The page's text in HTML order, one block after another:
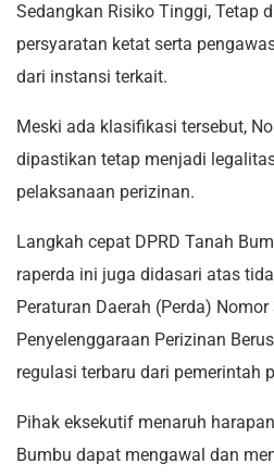
Sedangkan Risiko Tinggi, Tetap
persyaratan ketat serta
dari instansi terkait.
Meski ada klasifikasi tersebut,
dipastikan tetap menjadi
pelaksanaan perizinan.
Langkah cepat DPRD Tanah
raperda ini juga didasari atas
Peraturan Daerah (Perda)
Penyelenggaraan Perizinan
regulasi terbaru dari pemerintah
Pihak eksekutif menaruh
Bumbu dapat mengawal dan